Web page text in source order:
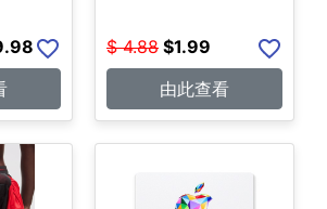
$ 4.88 $1.99
由此查看